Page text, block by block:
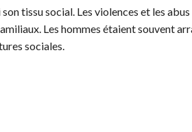
tissu social. Les violences et les
Les hommes étaient souvent
sociales.